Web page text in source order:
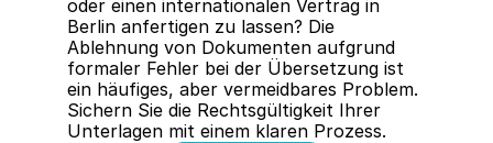
oder einen internationalen Vertrag in
Berlin anfertigen zu lassen? Die
Ablehnung von Dokumenten aufgrund
formaler Fehler bei der Übersetzung ist
ein häufiges, aber vermeidbares Problem.
Sichern Sie die Rechtsgültigkeit Ihrer
Unterlagen mit einem klaren Prozess.